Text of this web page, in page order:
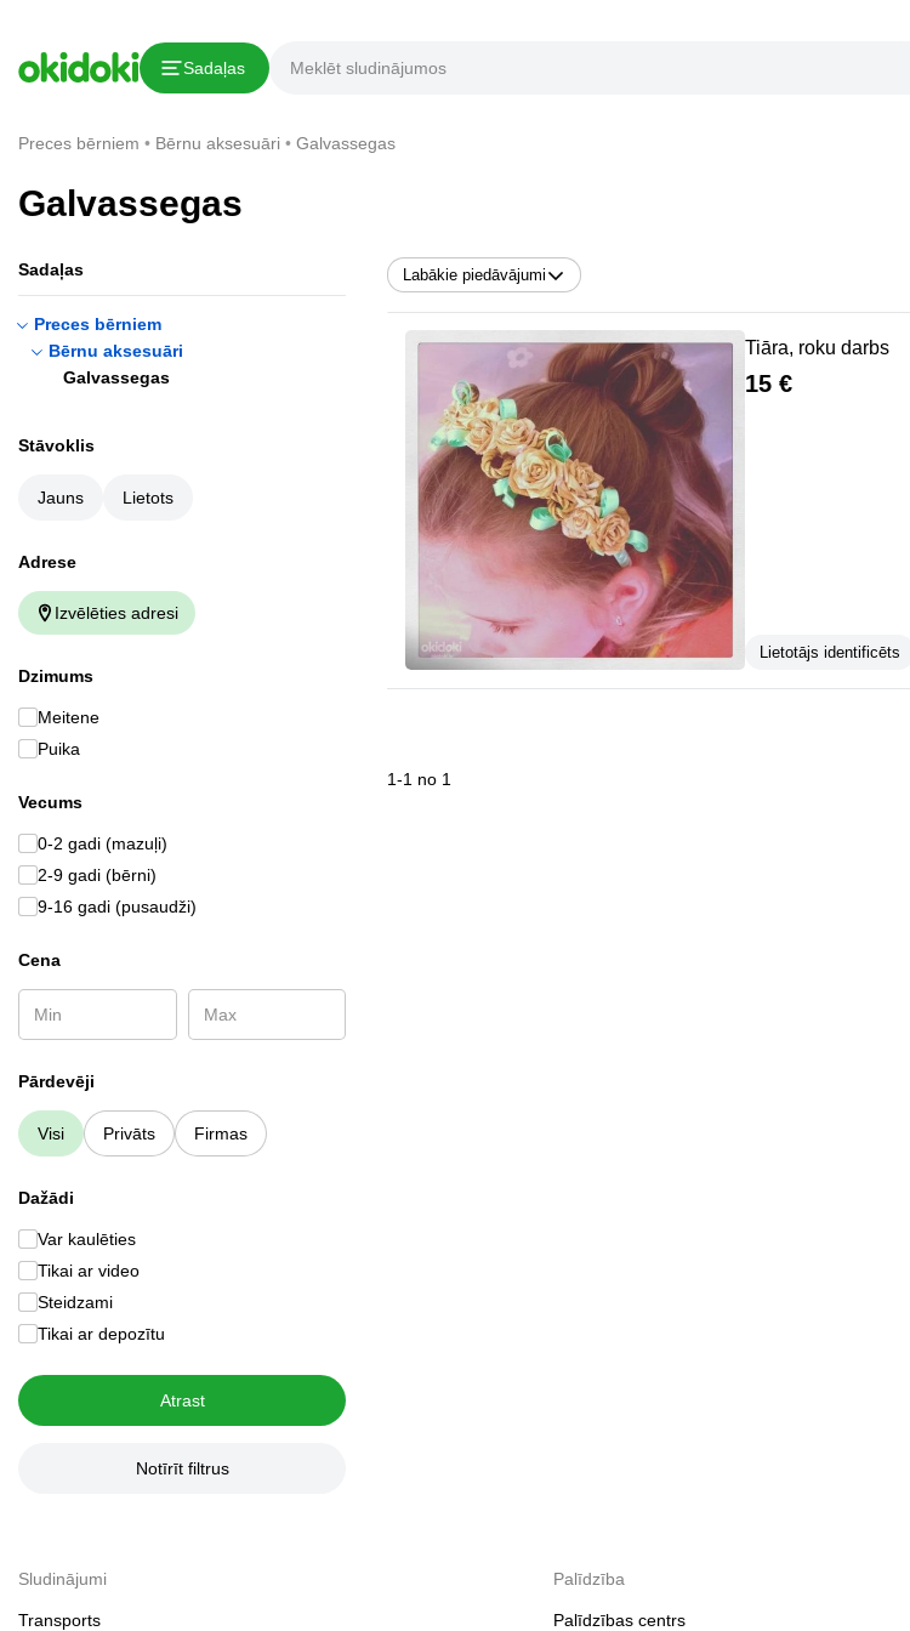
Sadaļas
Preces bērniem Bērnu aksesuāri Galvassegas
Galvassegas
Labākie piedāvājumi
Tiāra, roku darbs
15 €
Lietotājs identificēts
1-1 no 1
Sadaļas
Preces bērniem
Bērnu aksesuāri
Galvassegas
Stāvoklis
Jauns Lietots
Аdrese
Izvēlēties adresi
Dzimums
Meitene
Puika
Vecums
0-2 gadi (mazuļi)
2-9 gadi (bērni)
9-16 gadi (pusaudži)
Cena
Pārdevēji
Visi Privāts Firmas
Dažādi
Var kaulēties
Tikai ar video
Steidzami
Tikai ar depozītu
Atrast
Notīrīt filtrus
Sludinājumi
Transports
Palīdzība
Palīdzības centrs